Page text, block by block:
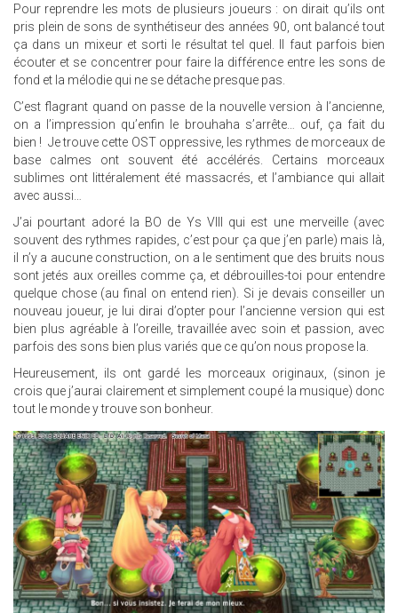
Pour reprendre les mots de plusieurs joueurs : on dirait qu’ils ont
pris plein de sons de synthétiseur des années 90, ont balancé tout
ça dans un mixeur et sorti le résultat tel quel. Il faut parfois bien
écouter et se concentrer pour faire la différence entre les sons de
fond et la mélodie qui ne se détache presque pas.
C’est flagrant quand on passe de la nouvelle version à l’ancienne,
on a l’impression qu’enfin le brouhaha s’arrête… ouf, ça fait du
bien ! Je trouve cette OST oppressive, les rythmes de morceaux de
base calmes ont souvent été accélérés. Certains morceaux
sublimes ont littéralement été massacrés, et l’ambiance qui allait
avec aussi…
J’ai pourtant adoré la BO de Ys VIII qui est une merveille (avec
souvent des rythmes rapides, c’est pour ça que j’en parle) mais là,
il n’y a aucune construction, on a le sentiment que des bruits nous
sont jetés aux oreilles comme ça, et débrouilles-toi pour entendre
quelque chose (au final on entend rien). Si je devais conseiller un
nouveau joueur, je lui dirai d’opter pour l’ancienne version qui est
bien plus agréable à l’oreille, travaillée avec soin et passion, avec
parfois des sons bien plus variés que ce qu’on nous propose la.
Heureusement, ils ont gardé les morceaux originaux, (sinon je
crois que j’aurai clairement et simplement coupé la musique) donc
tout le monde y trouve son bonheur.
17.JPG